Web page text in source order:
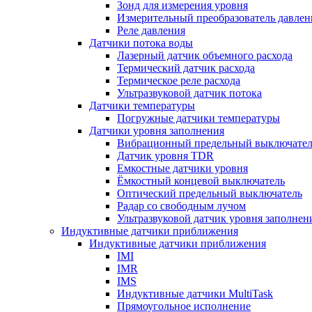
Зонд для измерения уровня
Измерительный преобразователь
Реле давления
Датчики потока воды
Лазерный датчик объемного расхода
Термический датчик расхода
Термическое реле расхода
Ультразвуковой датчик потока
Датчики температуры
Погружные датчики температуры
Датчики уровня заполнения
Вибрационный предельный
Датчик уровня TDR
Емкостные датчики уровня
Ёмкостный концевой выключатель
Оптический предельный выключатель
Радар со свободным лучом
Ультразвуковой датчик уровня
Индуктивные датчики приближения
Индуктивные датчики приближения
IMI
IMR
IMS
Индуктивные датчики MultiTask
Прямоугольное исполнение